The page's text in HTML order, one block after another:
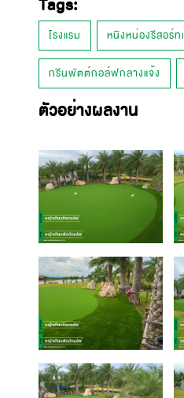
Tags:
โรงแรม หนิงหน่องรีสอร์
กรีนพัตต์กอล์ฟกลางแจ้ง
ตัวอย่างผลงาน